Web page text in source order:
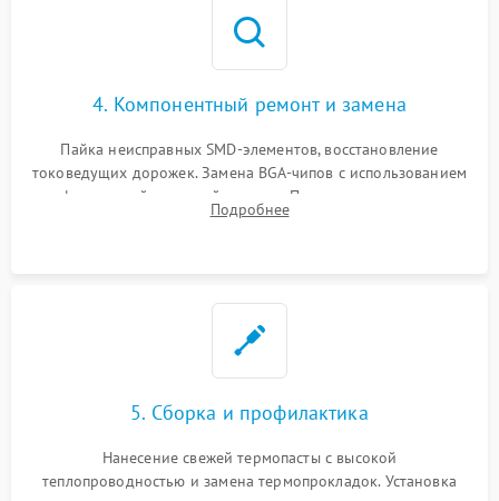
4. Компонентный ремонт и замена
Пайка неисправных SMD-элементов, восстановление
токоведущих дорожек. Замена BGA-чипов с использованием
инфракрасной паяльной станции. Прошивка микросхемы
BIOS или замена поврежденных портов USB
Подробнее
5. Сборка и профилактика
Нанесение свежей термопасты с высокой
теплопроводностью и замена термопрокладок. Установка